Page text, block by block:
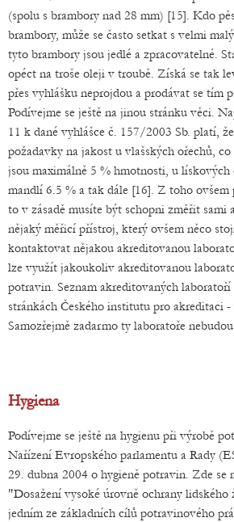
(spolu s brambory nad 28 mm) [15]. Kdo
brambory, může se často setkat s velmi
tyto brambory jsou jedlé a zpracovatelné.
opéct na troše oleji v troubě. Získá se tak
přes vyhlášku neprojdou a prodávat se tím
Podívejme se ještě na jinou stránku věci.
11 k dané vyhlášce č. 157/2003 Sb. platí,
požadavky na jakost u vlašských ořechů, co
jsou maximálně 5 % hmotnosti, u lískových
mandlí 6.5 % a tak dále [16]. Z toho ovšem
to v zásadě musíte být schopni změřit sami
nějaký měřicí přístroj, který ovšem něco
kontaktovat nějakou akreditovanou
lze využít jakoukoliv akreditovanou
potravin. Seznam akreditovaných
stránkách Českého institutu pro akreditaci -
Samozřejmě zadarmo ty laboratoře
Hygiena
Podívejme se ještě na hygienu při výrobě
Nařízení Evropského parlamentu a Rady
29. dubna 2004 o hygieně potravin. Zde se
"Dosažení vysoké úrovně ochrany lidského
jedním ze základních cílů potravinového